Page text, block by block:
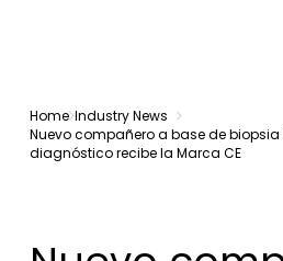
Home Industry News
Nuevo compañero a base de
diagnóstico recibe la Marca CE